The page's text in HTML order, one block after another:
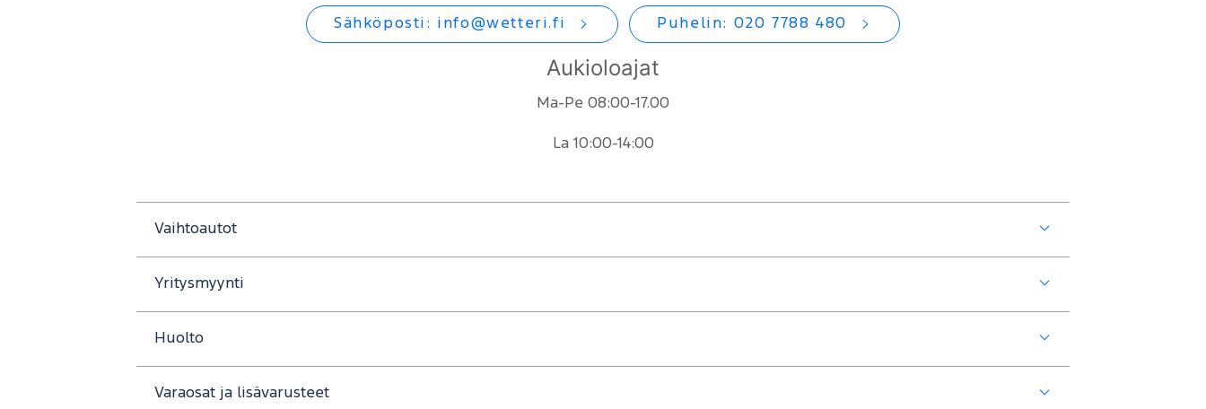
Sähköposti: info@wetteri.fi Puhelin: 020 7788 480
Aukioloajat
Ma-Pe 08:00-17.00
La 10:00-14:00
Vaihtoautot
Yritysmyynti
Huolto
Varaosat ja lisävarusteet